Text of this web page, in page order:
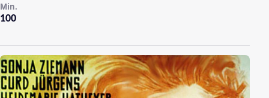
100
Min.